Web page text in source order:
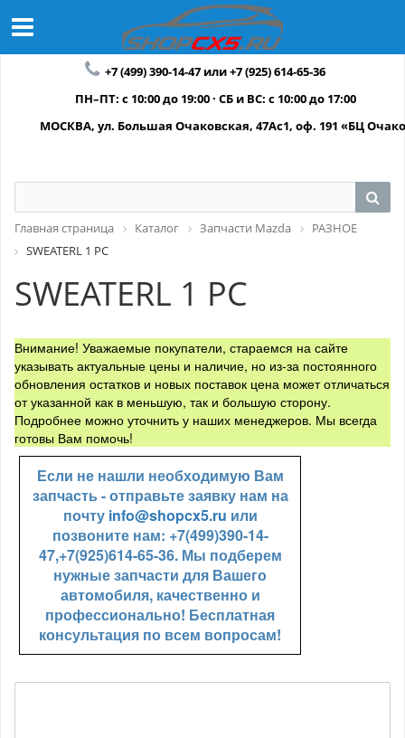
+7 (499) 390-14-47 или +7 (925) 614-65-36
ПН–ПТ: с 10:00 до 19:00 · СБ и ВС: с 10:00 до 17:00
МОСКВА, ул. Большая Очаковская, 47Ас1, оф. 191 «БЦ
Главная страница Каталог Запчасти Mazda
РАЗНОЕ
SWEATERL 1 PC
SWEATERL 1 PC
Внимание! Уважаемые покупатели, стараемся на сайте
указывать актуальные цены и наличие, но из-за постоянного
обновления остатков и новых поставок цена может отличаться
от указанной как в меньшую, так и большую сторону.
Подробнее можно уточнить у наших менеджеров. Мы всегда
готовы Вам помочь!
Если не нашли необходимую Вам
запчасть - отправьте заявку нам на
почту info@shopcx5.ru или
позвоните нам: +7(499)390-14-
47,+7(925)614-65-36. Мы подберем
нужные запчасти для Вашего
автомобиля, качественно и
профессионально! Бесплатная
консультация по всем вопросам!